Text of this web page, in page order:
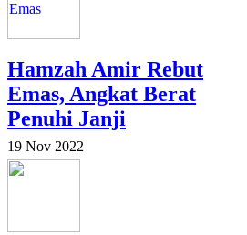
Hamzah Amir Rebut
Emas, Angkat Berat
Penuhi Janji
19 Nov 2022